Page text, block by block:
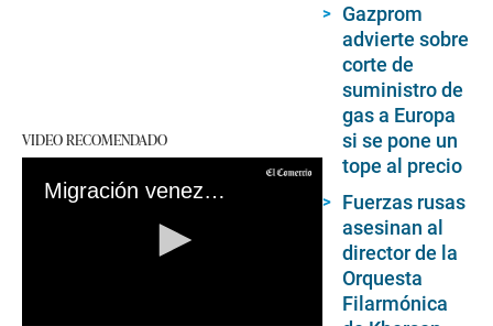
VIDEO RECOMENDADO
Migración venezolana a Estados Unidos: ¿Por qué se dio de forma masiva y que ocurrirá con las nuevas medidas de Biden?
Gazprom
advierte sobre
corte de
suministro de
gas a Europa
si se pone un
tope al precio
Fuerzas rusas
asesinan al
director de la
Orquesta
Filarmónica